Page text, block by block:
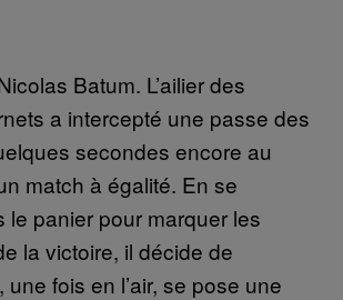
Batum. L’ailier des
a intercepté une passe des
secondes encore au
match à égalité. En se
le panier pour marquer les
la victoire, il décide de
fois en l’air, se pose une